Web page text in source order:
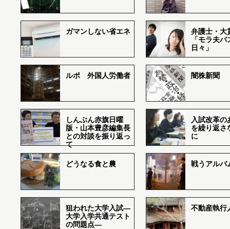
ガマンしない省エネ
弁護士・大
「モラ夫
日々」
ルポ 外国人労働者 闇株新聞
しんぶん赤旗日曜
版・山本豊彦編集長
との対談を振り返っ
て
入試改革の
を繰り返さ
に
どうなる食と農 戦うアルバ
狙われた大学入試―
大学入学共通テスト
の問題点―
不動産執行